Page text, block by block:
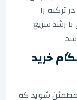
ترکیه را
رشد سریع
خرید
مطمئن شوید که